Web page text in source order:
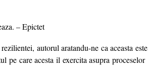
– Epictet
autorul aratandu-ne ca aceasta este
pe care acesta il exercita asupra proceselor